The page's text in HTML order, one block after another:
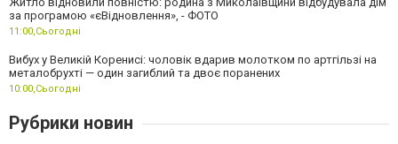
за програмою «єВідновлення», - ФОТО
11:00, Сьогодні
Вибух у Великій Коренисі: чоловік вдарив молотком по артгільзі на
металобрухті — один загиблий та двоє поранених
10:00, Сьогодні
Рубрики новин